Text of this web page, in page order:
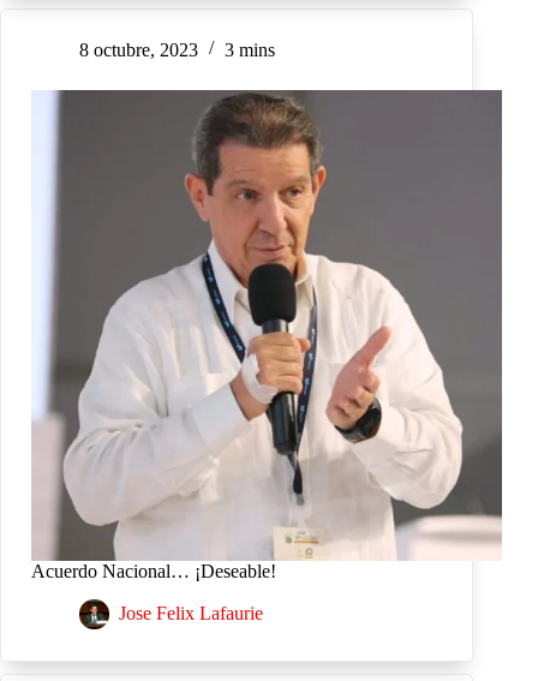
8 octubre, 2023 3 mins
Acuerdo Nacional… ¡Deseable!
Jose Felix Lafaurie